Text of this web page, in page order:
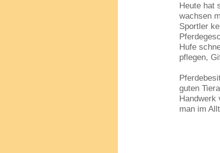
Heute hat
wachsen
Sportler
Hufe
pflegen,
guten
Handwerk
man im